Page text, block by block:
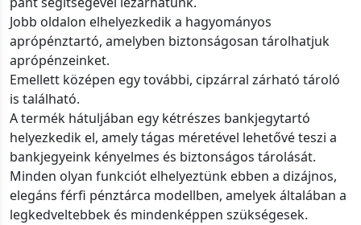
Jobb oldalon elhelyezkedik a hagyományos
aprópénztartó, amelyben biztonságosan tárolhatjuk
aprópénzeinket.
Emellett középen egy további, cipzárral zárható tároló
is található.
A termék hátuljában egy kétrészes bankjegytartó
helyezkedik el, amely tágas méretével lehetővé teszi a
bankjegyeink kényelmes és biztonságos tárolását.
Minden olyan funkciót elhelyeztünk ebben a dizájnos,
elegáns férfi pénztárca modellben, amelyek általában a
legkedveltebbek és mindenképpen szükségesek.